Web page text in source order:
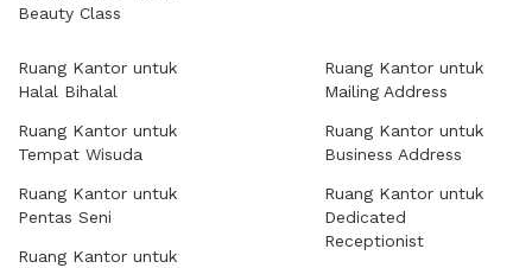
Beauty Class
Ruang Kantor untuk
Halal Bihalal
Ruang Kantor untuk
Tempat Wisuda
Ruang Kantor untuk
Pentas Seni
Ruang Kantor untuk
Ruang Kantor untuk
Mailing Address
Ruang Kantor untuk
Business Address
Ruang Kantor untuk
Dedicated
Receptionist